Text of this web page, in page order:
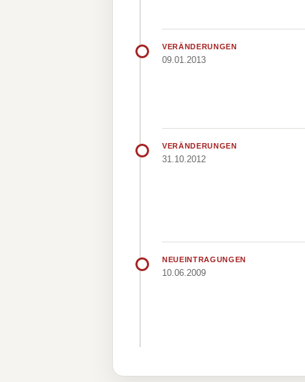
VERÄNDERUNGEN
09.01.2013
VERÄNDERUNGEN
31.10.2012
NEUEINTRAGUNGEN
10.06.2009